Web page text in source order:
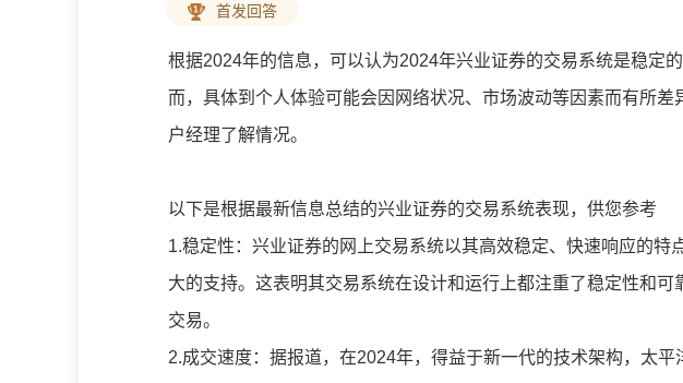
首发回答
根据2024年的信息，可以认为2024年兴业证券的交易系统是稳定
而，具体到个人体验可能会因网络状况、市场波动等因素而有所
户经理了解情况。
以下是根据最新信息总结的兴业证券的交易系统表现，供您参考
1.稳定性：兴业证券的网上交易系统以其高效稳定、快速响应的特
大的支持。这表明其交易系统在设计和运行上都注重了稳定性和
交易。
2.成交速度：据报道，在2024年，得益于新一代的技术架构，太